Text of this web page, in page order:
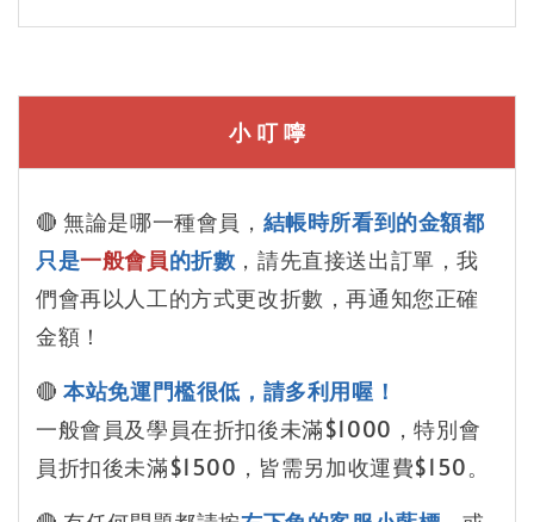
小 叮 嚀
🔴 無論是哪一種會員， 結帳時所看到的金額都
只是一般會員的折數 ，請先直接送出訂單，我
們會再以人工的方式更改折數，再通知您正確
金額！
🔴 本站免運門檻很低，請多利用喔！
一般會員及學員在折扣後未滿$1000，特別會
員折扣後未滿$1500，皆需另加收運費$150。